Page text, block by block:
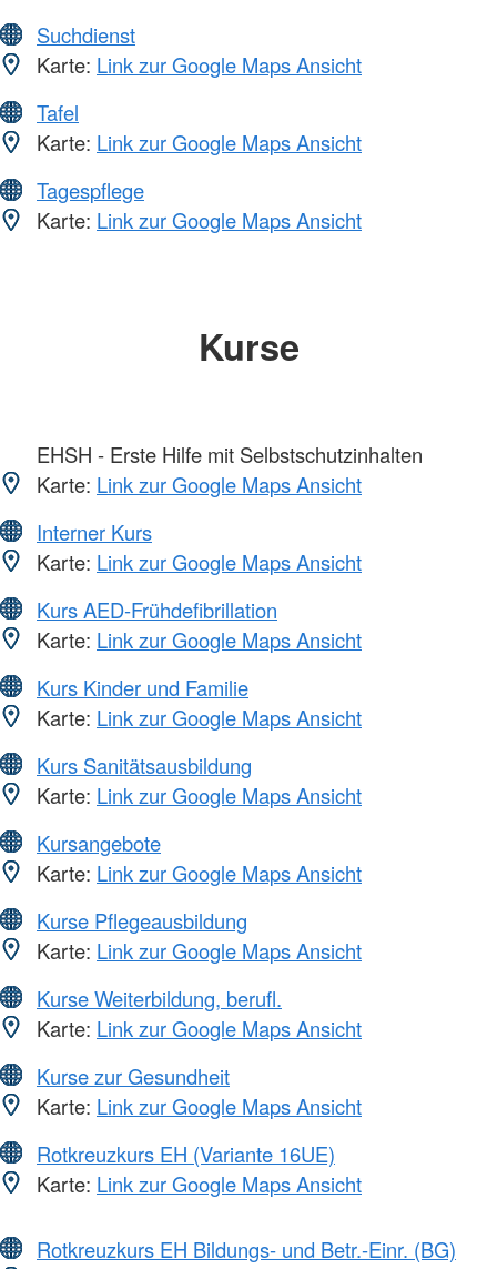
Suchdienst
Karte: Link zur Google Maps Ansicht
Tafel
Karte: Link zur Google Maps Ansicht
Tagespflege
Karte: Link zur Google Maps Ansicht
Kurse
EHSH - Erste Hilfe mit Selbstschutzinhalten
Karte: Link zur Google Maps Ansicht
Interner Kurs
Karte: Link zur Google Maps Ansicht
Kurs AED-Frühdefibrillation
Karte: Link zur Google Maps Ansicht
Kurs Kinder und Familie
Karte: Link zur Google Maps Ansicht
Kurs Sanitätsausbildung
Karte: Link zur Google Maps Ansicht
Kursangebote
Karte: Link zur Google Maps Ansicht
Kurse Pflegeausbildung
Karte: Link zur Google Maps Ansicht
Kurse Weiterbildung, berufl.
Karte: Link zur Google Maps Ansicht
Kurse zur Gesundheit
Karte: Link zur Google Maps Ansicht
Rotkreuzkurs EH (Variante 16UE)
Karte: Link zur Google Maps Ansicht
Rotkreuzkurs EH Bildungs- und Betr.-Einr. (BG)